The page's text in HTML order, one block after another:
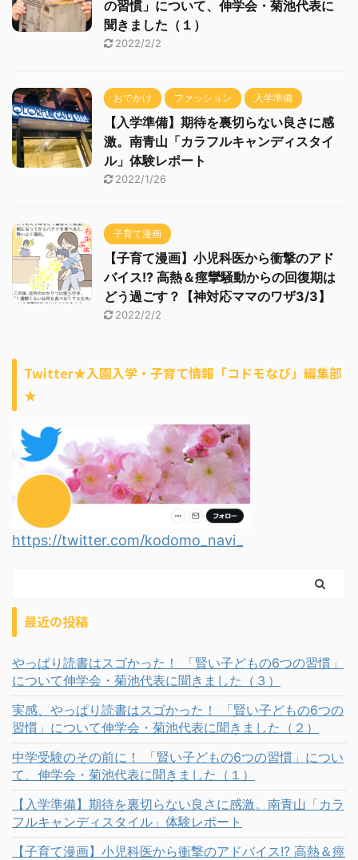
の習慣」について、伸学会・菊池代表に
聞きました（１）
2022/2/2
おでかけ ファッション 入学準備
【入学準備】期待を裏切らない良さに感
激。南青山「カラフルキャンディスタイ
ル」体験レポート
2022/1/26
子育て漫画
【子育て漫画】小児科医から衝撃のアド
バイス!? 高熱＆痙攣騒動からの回復期は
どう過ごす？【神対応ママのワザ3/3】
2022/2/2
Twitter★入園入学・子育て情報「コドモなび」編集部
★
https://twitter.com/kodomo_navi_
最近の投稿
やっぱり読書はスゴかった！ 「賢い子どもの6つの習慣」
について伸学会・菊池代表に聞きました（３）
実感、やっぱり読書はスゴかった！ 「賢い子どもの6つの
習慣」について伸学会・菊池代表に聞きました（２）
中学受験のその前に！ 「賢い子どもの6つの習慣」につい
て、伸学会・菊池代表に聞きました（１）
【入学準備】期待を裏切らない良さに感激。南青山「カラ
フルキャンディスタイル」体験レポート
【子育て漫画】小児科医から衝撃のアドバイス!? 高熱＆痙